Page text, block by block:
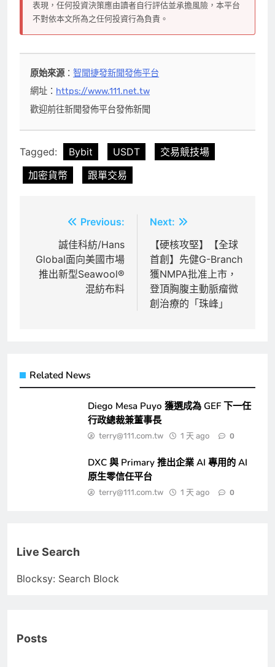
表現，任何投資決策應由讀者自行評估並承擔風險，本平台
不對依本文所為之任何投資行為負責。
原始來源：智聞捷發新聞發佈平台
網址： https://www.111.net.tw
歡迎前往新聞發佈平台發佈新聞
Tagged: Bybit USDT
交易競技場
加密貨幣
跟單交易
導
Previous:
誠佳科紡/Hans
Global面向美國市場
推出新型Seawool®
混紡布料
Next:
【硬核攻堅】【全球
首創】先健G-Branch
獲NMPA批准上市，
登頂胸腹主動脈瘤微
創治療的「珠峰」
Related News
Diego Mesa Puyo 獲選成為 GEF 下一任
行政總裁兼董事長
terry@111.com.tw 1 天 ago 0
DXC 與 Primary 推出企業 AI 專用的 AI
原生零信任平台
terry@111.com.tw 1 天 ago 0
Live Search
Blocksy: Search Block
Posts